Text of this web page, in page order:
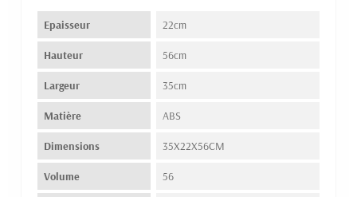
Epaisseur 22cm
Hauteur 56cm
Largeur 35cm
Matière ABS
Dimensions 35X22X56CM
Volume 56